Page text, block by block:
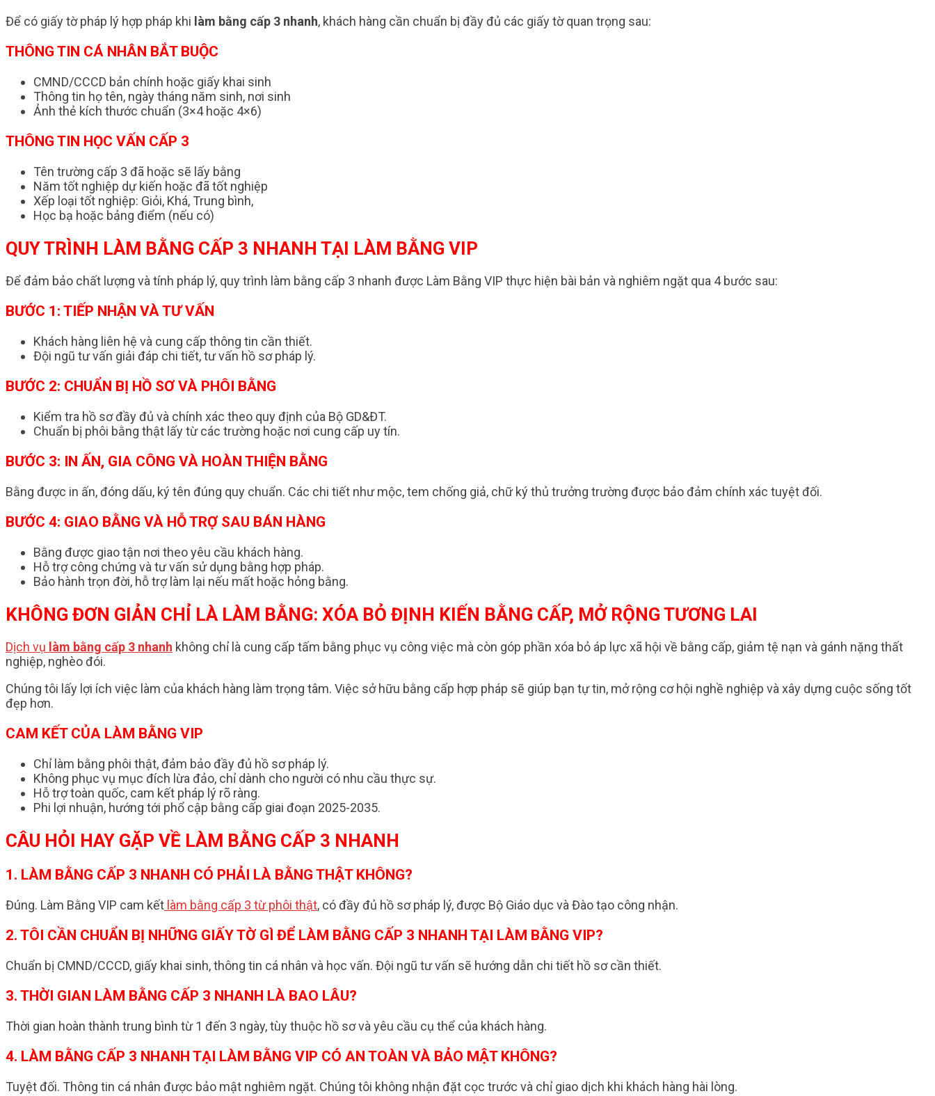
Để có giấy tờ pháp lý hợp pháp khi làm bằng cấp 3 nhanh, khách hàng cần chuẩn bị đầy đủ các giấy tờ quan trọng sau:
THÔNG TIN CÁ NHÂN BẮT BUỘC
CMND/CCCD bản chính hoặc giấy khai sinh
Thông tin họ tên, ngày tháng năm sinh, nơi sinh
Ảnh thẻ kích thước chuẩn (3×4 hoặc 4×6)
THÔNG TIN HỌC VẤN CẤP 3
Tên trường cấp 3 đã hoặc sẽ lấy bằng
Năm tốt nghiệp dự kiến hoặc đã tốt nghiệp
Xếp loại tốt nghiệp: Giỏi, Khá, Trung bình,
Học bạ hoặc bảng điểm (nếu có)
QUY TRÌNH LÀM BẰNG CẤP 3 NHANH TẠI LÀM BẰNG VIP
Để đảm bảo chất lượng và tính pháp lý, quy trình làm bằng cấp 3 nhanh được Làm Bằng VIP thực hiện bài bản và nghiêm ngặt qua 4 bước sau:
BƯỚC 1: TIẾP NHẬN VÀ TƯ VẤN
Khách hàng liên hệ và cung cấp thông tin cần thiết.
Đội ngũ tư vấn giải đáp chi tiết, tư vấn hồ sơ pháp lý.
BƯỚC 2: CHUẨN BỊ HỒ SƠ VÀ PHÔI BẰNG
Kiểm tra hồ sơ đầy đủ và chính xác theo quy định của Bộ GD&ĐT.
Chuẩn bị phôi bằng thật lấy từ các trường hoặc nơi cung cấp uy tín.
BƯỚC 3: IN ẤN, GIA CÔNG VÀ HOÀN THIỆN BẰNG
Bằng được in ấn, đóng dấu, ký tên đúng quy chuẩn. Các chi tiết như mộc, tem chống giả, chữ ký thủ trưởng trường được bảo đảm chính xác tuyệt đối.
BƯỚC 4: GIAO BẰNG VÀ HỖ TRỢ SAU BÁN HÀNG
Bằng được giao tận nơi theo yêu cầu khách hàng.
Hỗ trợ công chứng và tư vấn sử dụng bằng hợp pháp.
Bảo hành trọn đời, hỗ trợ làm lại nếu mất hoặc hỏng bằng.
KHÔNG ĐƠN GIẢN CHỈ LÀ LÀM BẰNG: XÓA BỎ ĐỊNH KIẾN BẰNG CẤP, MỞ RỘNG TƯƠNG LAI
Dịch vụ làm bằng cấp 3 nhanh không chỉ là cung cấp tấm bằng phục vụ công việc mà còn góp phần xóa bỏ áp lực xã hội về bằng cấp, giảm tệ nạn và gánh nặng thất
nghiệp, nghèo đói.
Chúng tôi lấy lợi ích việc làm của khách hàng làm trọng tâm. Việc sở hữu bằng cấp hợp pháp sẽ giúp bạn tự tin, mở rộng cơ hội nghề nghiệp và xây dựng cuộc sống tốt
đẹp hơn.
CAM KẾT CỦA LÀM BẰNG VIP
Chỉ làm bằng phôi thật, đảm bảo đầy đủ hồ sơ pháp lý.
Không phục vụ mục đích lừa đảo, chỉ dành cho người có nhu cầu thực sự.
Hỗ trợ toàn quốc, cam kết pháp lý rõ ràng.
Phi lợi nhuận, hướng tới phổ cập bằng cấp giai đoạn 2025-2035.
CÂU HỎI HAY GẶP VỀ LÀM BẰNG CẤP 3 NHANH
1. LÀM BẰNG CẤP 3 NHANH CÓ PHẢI LÀ BẰNG THẬT KHÔNG?
Đúng. Làm Bằng VIP cam kết làm bằng cấp 3 từ phôi thật, có đầy đủ hồ sơ pháp lý, được Bộ Giáo dục và Đào tạo công nhận.
2. TÔI CẦN CHUẨN BỊ NHỮNG GIẤY TỜ GÌ ĐỂ LÀM BẰNG CẤP 3 NHANH TẠI LÀM BẰNG VIP?
Chuẩn bị CMND/CCCD, giấy khai sinh, thông tin cá nhân và học vấn. Đội ngũ tư vấn sẽ hướng dẫn chi tiết hồ sơ cần thiết.
3. THỜI GIAN LÀM BẰNG CẤP 3 NHANH LÀ BAO LÂU?
Thời gian hoàn thành trung bình từ 1 đến 3 ngày, tùy thuộc hồ sơ và yêu cầu cụ thể của khách hàng.
4. LÀM BẰNG CẤP 3 NHANH TẠI LÀM BẰNG VIP CÓ AN TOÀN VÀ BẢO MẬT KHÔNG?
Tuyệt đối. Thông tin cá nhân được bảo mật nghiêm ngặt. Chúng tôi không nhận đặt cọc trước và chỉ giao dịch khi khách hàng hài lòng.